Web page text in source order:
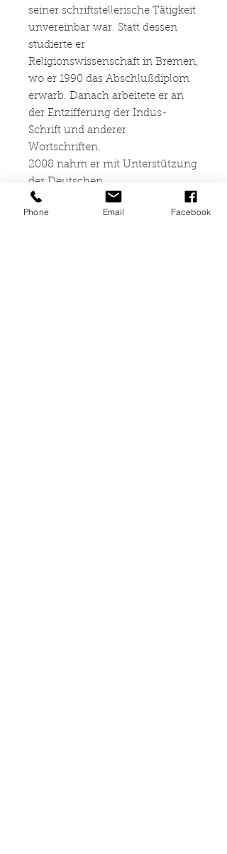
seiner schriftstellerische Tätigkeit
unvereinbar war. Statt dessen
studierte er
Religionswissenschaft in Bremen,
wo er 1990 das Abschlußdiplom
erwarb. Danach arbeitete er an
der Entzifferung der Indus-
Schrift und anderer
Wortschriften.
2008 nahm er mit Unterstützung
der Deutschen
Forschungsgemeinschaft an
einem Kongreß der Association
Phone Email Facebook